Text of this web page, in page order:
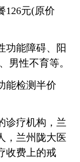
元(原价
能障碍、阳
男性不育等。
检测半价
疗机构，兰
，兰州陇大医
收费上的戒